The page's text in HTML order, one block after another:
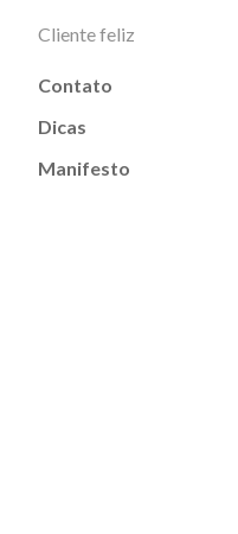
Cliente feliz
Contato
Dicas
Manifesto